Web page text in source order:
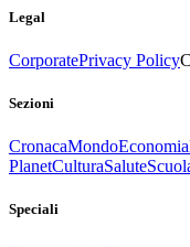
Legal
CorporatePrivacy Policy
Sezioni
CronacaMondoEconomia
PlanetCulturaSalute
Speciali